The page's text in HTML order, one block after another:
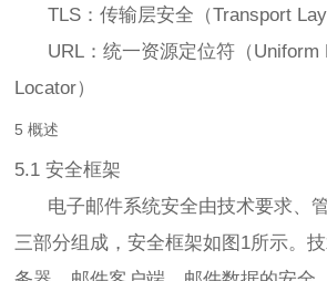
TLS：传输层安全（Transport
URL：统一资源定位符（Uniform
Locator）
5 概述
5.1 安全框架
电子邮件系统安全由技术要求、
三部分组成，安全框架如图1所示。